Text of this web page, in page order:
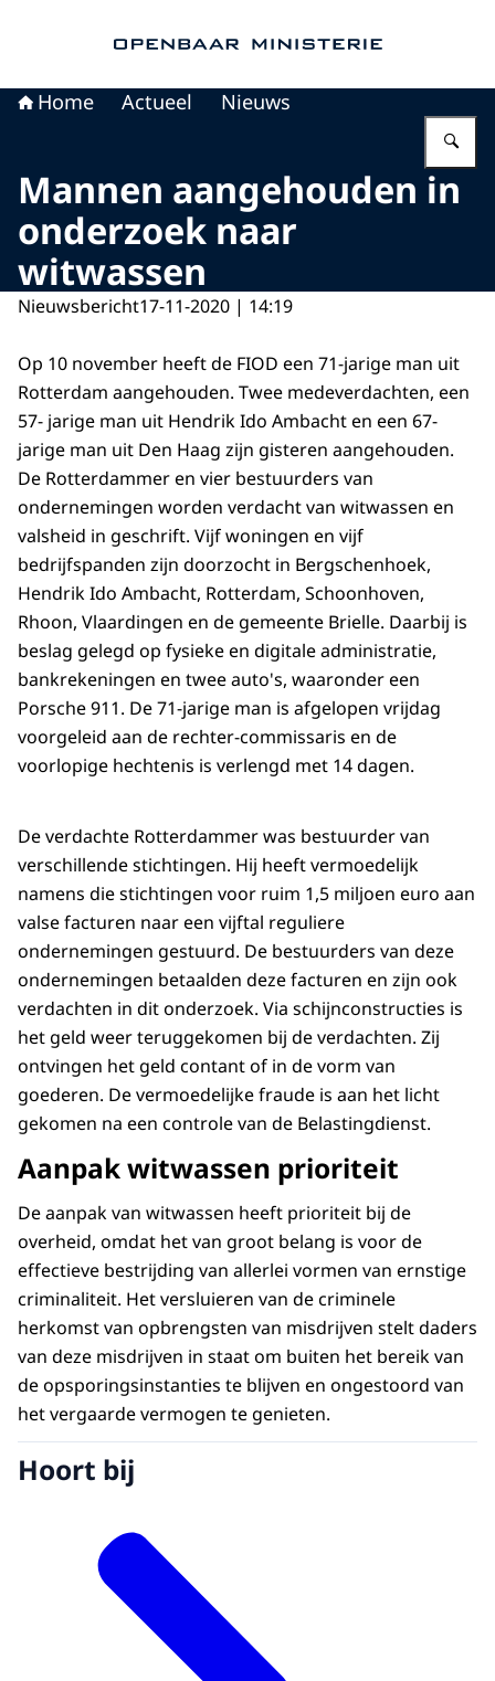
Home Actueel Nieuws
Mannen aangehouden in
onderzoek naar
witwassen
Nieuwsbericht17-11-2020 | 14:19
Op 10 november heeft de FIOD een 71-jarige man uit
Rotterdam aangehouden. Twee medeverdachten, een
57- jarige man uit Hendrik Ido Ambacht en een 67-
jarige man uit Den Haag zijn gisteren aangehouden.
De Rotterdammer en vier bestuurders van
ondernemingen worden verdacht van witwassen en
valsheid in geschrift. Vijf woningen en vijf
bedrijfspanden zijn doorzocht in Bergschenhoek,
Hendrik Ido Ambacht, Rotterdam, Schoonhoven,
Rhoon, Vlaardingen en de gemeente Brielle. Daarbij is
beslag gelegd op fysieke en digitale administratie,
bankrekeningen en twee auto's, waaronder een
Porsche 911. De 71-jarige man is afgelopen vrijdag
voorgeleid aan de rechter-commissaris en de
voorlopige hechtenis is verlengd met 14 dagen.
De verdachte Rotterdammer was bestuurder van
verschillende stichtingen. Hij heeft vermoedelijk
namens die stichtingen voor ruim 1,5 miljoen euro aan
valse facturen naar een vijftal reguliere
ondernemingen gestuurd. De bestuurders van deze
ondernemingen betaalden deze facturen en zijn ook
verdachten in dit onderzoek. Via schijnconstructies is
het geld weer teruggekomen bij de verdachten. Zij
ontvingen het geld contant of in de vorm van
goederen. De vermoedelijke fraude is aan het licht
gekomen na een controle van de Belastingdienst.
Aanpak witwassen prioriteit
De aanpak van witwassen heeft prioriteit bij de
overheid, omdat het van groot belang is voor de
effectieve bestrijding van allerlei vormen van ernstige
criminaliteit. Het versluieren van de criminele
herkomst van opbrengsten van misdrijven stelt daders
van deze misdrijven in staat om buiten het bereik van
de opsporingsinstanties te blijven en ongestoord van
het vergaarde vermogen te genieten.
Hoort bij